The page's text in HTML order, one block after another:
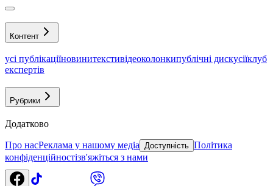
Контент
усі публікаціїновинитекстивідеоколонкипублічні дискусіїклуб
експертів
Рубрики
Додатково
Про насРеклама у нашому медіа Доступність Політика
конфіденційностізв'яжіться з нами